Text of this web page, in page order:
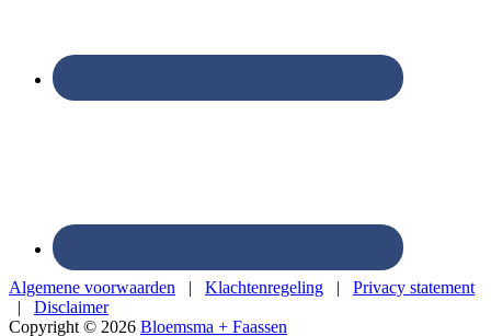
Algemene voorwaarden | Klachtenregeling | Privacy statement
| Disclaimer
Copyright © 2026 Bloemsma + Faassen